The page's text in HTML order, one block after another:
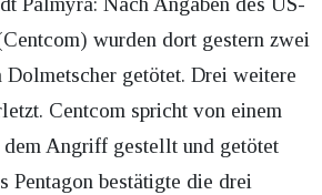
wurden dort gestern zwei
Dolmetscher getötet. Drei weitere
Centcom spricht von einem
dem Angriff gestellt und getötet
Pentagon bestätigte die drei